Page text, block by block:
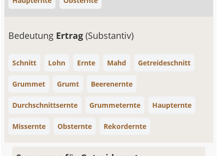
Bedeutung Ertrag(Substantiv)
Schnitt Lohn Ernte Mahd Getreideschnitt
Grummet Grumt Beerenernte
Durchschnittsernte Grummeternte Haupternte
Missernte Obsternte Rekordernte